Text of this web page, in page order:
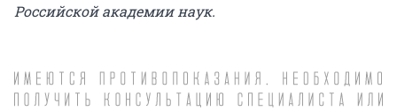
Российской академии наук.